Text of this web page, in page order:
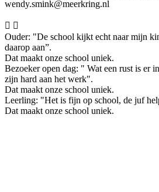
wendy.smink@meerkring.nl
 
Ouder: "De school kijkt echt naar mijn
daarop aan”.
Dat maakt onze school uniek.
Bezoeker open dag: " Wat een rust is er
zijn hard aan het werk".
Dat maakt onze school uniek.
Leerling: "Het is fijn op school, de juf
Dat maakt onze school uniek.